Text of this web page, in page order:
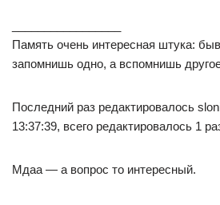
Память очень интересная штука:
запомнишь одно, а вспомнишь
Последний раз редактировалось
13:37:39, всего редактировалось 1
Мдаа — а вопрос то интересный.